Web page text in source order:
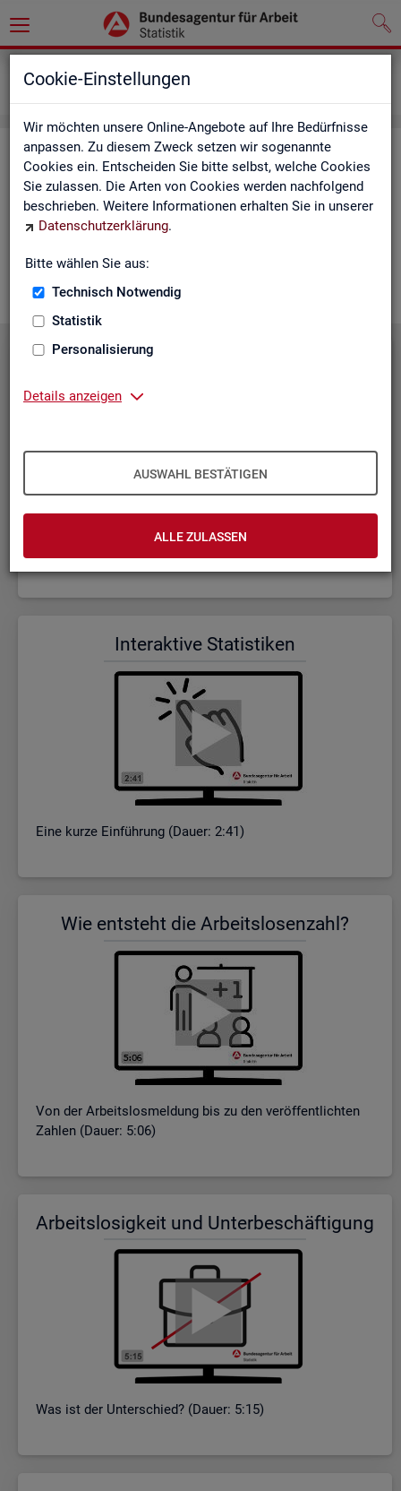
Cookie-Einstellungen
Wir möchten unsere Online-Angebote auf Ihre Bedürfnisse
anpassen. Zu diesem Zweck setzen wir sogenannte
Cookies ein. Entscheiden Sie bitte selbst, welche Cookies
Sie zulassen. Die Arten von Cookies werden nachfolgend
beschrieben. Weitere Informationen erhalten Sie in unserer
Datenschutzerklärung.
Bitte wählen Sie aus:
Technisch Notwendig
Statistik
Personalisierung
Details anzeigen
AUSWAHL BESTÄTIGEN
ALLE ZULASSEN
Me­dia­thek
In der Me­dia­thek fin­den Sie leicht ver­ständ­li­che Kurz­vi­de­os
zu zen­tra­len The­men der Sta­tis­tik der BA. Wir er­gän­zen unser
Vi­deo­an­ge­bot nach und nach. Wün­schen Sie sich ein Video
zu einem be­stimm­ten Thema? Dann kon­tak­tie­ren Sie
In­ter­ak­ti­ve Sta­tis­ti­ken
Eine kurze Ein­füh­rung (Dauer: 2:41)
Wie ent­steht die Ar­beits­lo­sen­zahl?
Von der Ar­beits­los­mel­dung bis zu den ver­öf­fent­lich­ten
Zah­len (Dauer: 5:06)
Ar­beits­lo­sig­keit und Un­ter­be­schäf­ti­gung
Was ist der Un­ter­schied? (Dauer: 5:15)